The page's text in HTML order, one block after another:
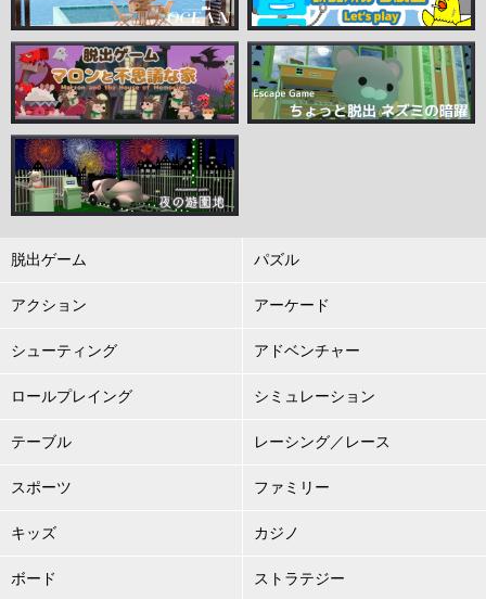
脱出ゲーム パズル
アクション アーケード
シューティング アドベンチャー
ロールプレイング シミュレーション
テーブル レーシング／レース
スポーツ ファミリー
キッズ カジノ
ボード ストラテジー